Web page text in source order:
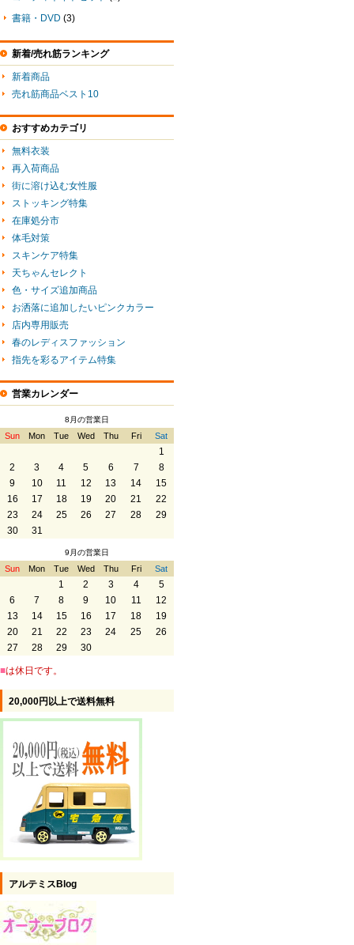
書籍・DVD (3)
新着/売れ筋ランキング
新着商品
売れ筋商品ベスト10
おすすめカテゴリ
無料衣装
再入荷商品
街に溶け込む女性服
ストッキング特集
在庫処分市
体毛対策
スキンケア特集
天ちゃんセレクト
色・サイズ追加商品
お洒落に追加したいピンクカラー
店内専用販売
春のレディスファッション
指先を彩るアイテム特集
営業カレンダー
8月の営業日
Sun Mon Tue Wed Thu Fri Sat
1
2
3 4 5 6 7
8
9
10 11 12 13 14
15
16
17 18 19 20 21
22
23
24 25 26 27 28
29
30
31
9月の営業日
Sun Mon Tue Wed Thu Fri Sat
1 2 3 4
5
6
7 8 9 10 11
12
13
14 15 16 17 18
19
20
21 22 23 24 25
26
27
28 29 30
■は休日です。
20,000円以上で送料無料
アルテミスBlog